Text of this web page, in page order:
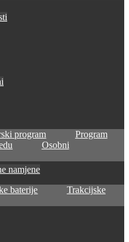
program
Program
Osobni
namjene
baterije
Trakcijske